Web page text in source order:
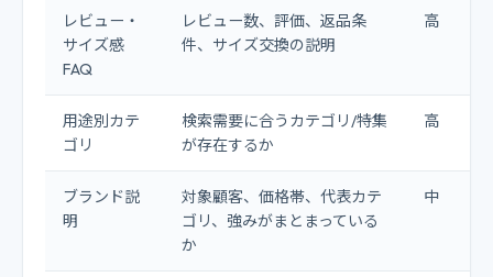
レビュー・
サイズ感
FAQ
レビュー数、評価、返品条
件、サイズ交換の説明
高
用途別カテ
ゴリ
検索需要に合うカテゴリ/特集
が存在するか
高
ブランド説
明
対象顧客、価格帯、代表カテ
ゴリ、強みがまとまっている
か
中